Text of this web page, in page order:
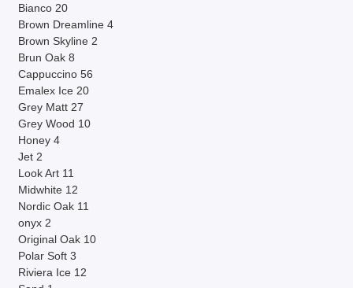
Bianco 20
Brown Dreamline 4
Brown Skyline 2
Brun Oak 8
Cappuccino 56
Emalex Ice 20
Grey Matt 27
Grey Wood 10
Honey 4
Jet 2
Look Art 11
Midwhite 12
Nordic Oak 11
onyx 2
Original Oak 10
Polar Soft 3
Riviera Ice 12